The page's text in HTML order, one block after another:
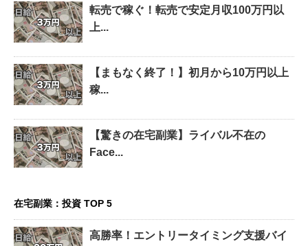
転売で稼ぐ！転売で安定月収100万円以
上...
【まもなく終了！】初月から10万円以上
稼...
【驚きの在宅副業】ライバル不在の
Face...
在宅副業：投資 TOP 5
高勝率！エントリータイミング支援バイ